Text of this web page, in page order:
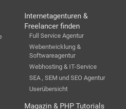
Internetagenturen &
Freelancer finden
Full Service Agentur
Webentwicklung &
Softwareagentur
Webhosting & IT-Service
SEA , SEM und SEO Agentur
Userübersicht
Magazin & PHP Tutorials